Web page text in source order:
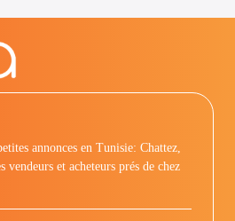
annonces en Tunisie: Chattez,
vendeurs et acheteurs prés de chez